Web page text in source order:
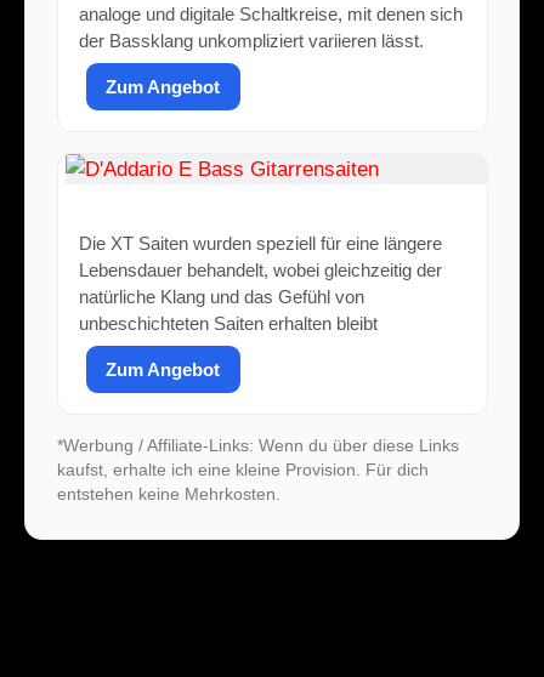
analoge und digitale Schaltkreise, mit denen sich
der Bassklang unkompliziert variieren lässt.
Zum Angebot
Die XT Saiten wurden speziell für eine längere
Lebensdauer behandelt, wobei gleichzeitig der
natürliche Klang und das Gefühl von
unbeschichteten Saiten erhalten bleibt
Zum Angebot
*Werbung / Affiliate-Links: Wenn du über diese Links
kaufst, erhalte ich eine kleine Provision. Für dich
entstehen keine Mehrkosten.